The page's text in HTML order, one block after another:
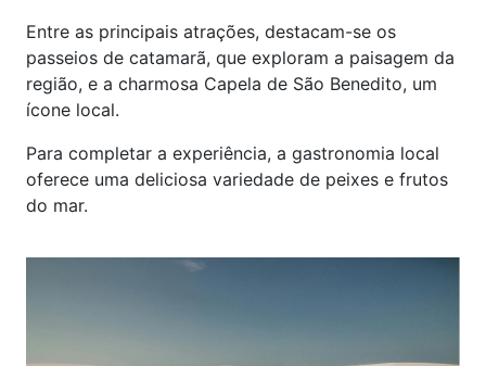
Entre as principais atrações, destacam-se os
passeios de catamarã, que exploram a paisagem da
região, e a charmosa Capela de São Benedito, um
ícone local.
Para completar a experiência, a gastronomia local
oferece uma deliciosa variedade de peixes e frutos
do mar.